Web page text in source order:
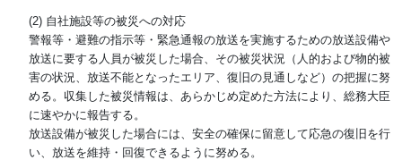
(2) 自社施設等の被災への対応
警報等・避難の指示等・緊急通報の放送を実施するための放送設備や
放送に要する人員が被災した場合、その被災状況（人的および物的被
害の状況、放送不能となったエリア、復旧の見通しなど）の把握に努
める。収集した被災情報は、あらかじめ定めた方法により、総務大臣
に速やかに報告する。
放送設備が被災した場合には、安全の確保に留意して応急の復旧を行
い、放送を維持・回復できるように努める。